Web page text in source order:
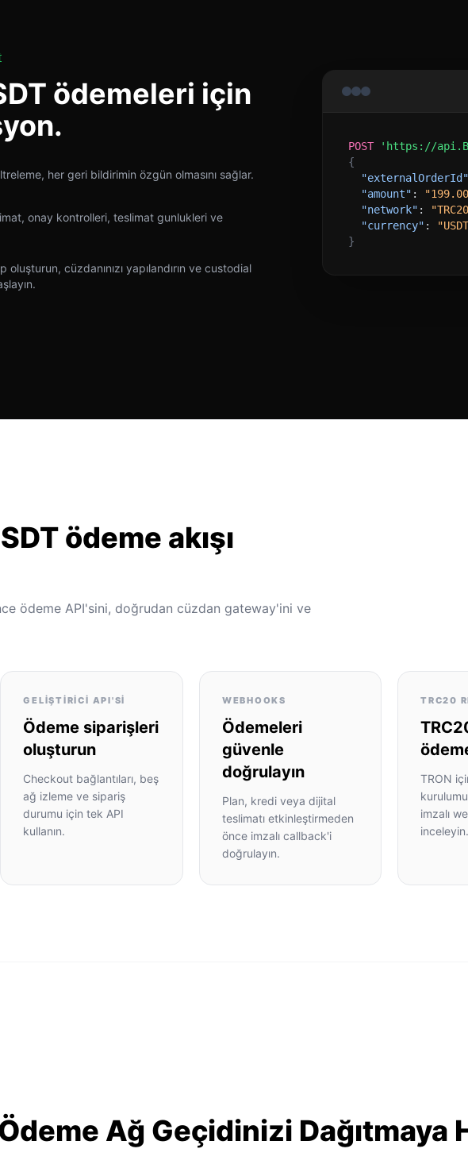
ödemeleri için
her geri bildirimin özgün olmasını sağlar.
onay kontrolleri, teslimat gunlukleri ve
oluşturun, cüzdanınızı yapılandırın ve custodial
POST
'https://
{
"externalOrderId"
"amount" :
"network" :
"currency" :
}
ödeme akışı
ödeme API'sini, doğrudan cüzdan gateway'ini ve
GELIŞTIRICI API'SI
Ödeme siparişleri
oluşturun
Checkout bağlantıları, beş
ağ izleme ve sipariş
durumu için tek API
kullanın.
WEBHOOKS
Ödemeleri
güvenle
doğrulayın
Plan, kredi veya dijital
teslimatı etkinleştirmeden
önce imzalı callback'i
doğrulayın.
TRC20
TRON
imzalı
inceleyin.
Ağ Geçidinizi Dağıtmaya